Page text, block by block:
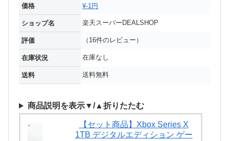
価格 ¥-1円
ショップ名 楽天スーパーDEALSHOP
評価 （16件のレビュー）
在庫状況 在庫なし
送料 送料無料
商品説明を表示▼/▲折りたたむ
【セット商品】Xbox Series X
1TB デジタルエディション ゲー